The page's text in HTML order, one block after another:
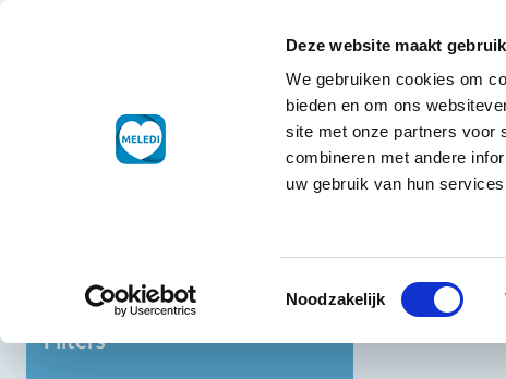
Deze website maakt
We gebruiken cookies om
bieden en om ons
site met onze partners voor
combineren met andere
uw gebruik van hun
Toestemmingsselectie
Noodzakelijk
Ga naar de inhoud
Droogwaren
Home
Filters